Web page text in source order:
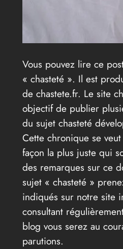
Vous pouvez lire ce
« chasteté ». Il est
de chastete.fr. Le site
objectif de publier
du sujet chasteté
Cette chronique se
façon la plus juste qui
des remarques sur ce
sujet « chasteté »
indiqués sur notre site
consultant
blog vous serez au
parutions.